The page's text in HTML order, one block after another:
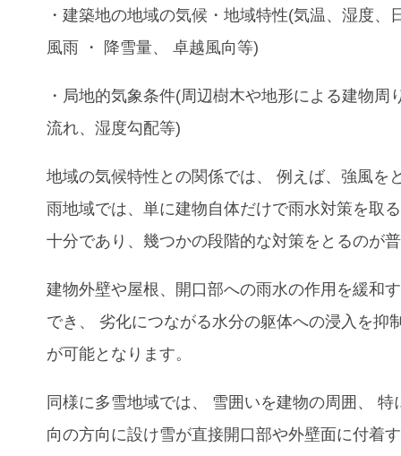
・建築地の地域の気候 ・地域特性(気温、湿度、
風雨 ・ 降雪量、 卓越風向等)
・局地的気象条件(周辺樹木や地形による建物周
流れ、湿度勾配等)
地域の気候特性との関係では、例えば、強風を
雨地域では、単に建物自体だけで雨水対策を取
十分であり、幾つかの段階的な対策をとるのが
建物外壁や屋根、 開口部への雨水の作用を緩和
でき 、劣化につながる水分の躯体への浸入を抑
が可能となります。
同様に多雪地域では、 雪囲いを建物の周囲 、特
向の方向に設け雪が直接開口部や外壁面に付着